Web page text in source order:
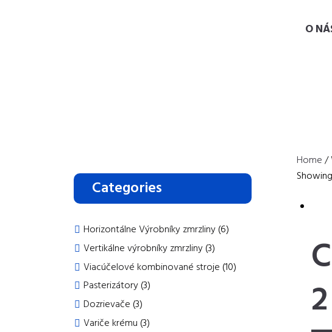
O
Home/
2
Categories
Horizontálne Výrobníky zmrzliny(6)
Vertikálne výrobníky zmrzliny(3)
Viacúčelové kombinované stroje (10)
Pasterizátory(3)
Dozrievače (3)
Variče krému (3)